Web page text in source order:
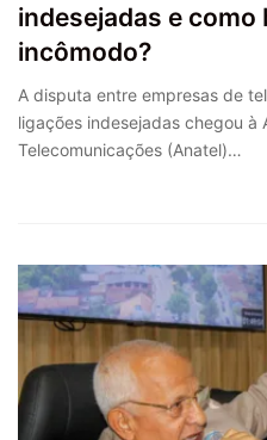
indesejadas e como
incômodo?
A disputa entre empresas de
ligações indesejadas chegou à
Telecomunicações (Anatel)…